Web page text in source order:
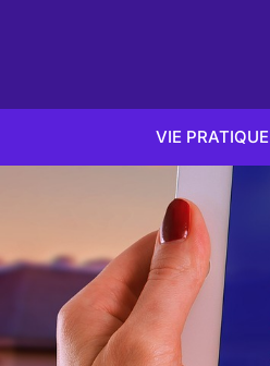
VIE PRATIQUE